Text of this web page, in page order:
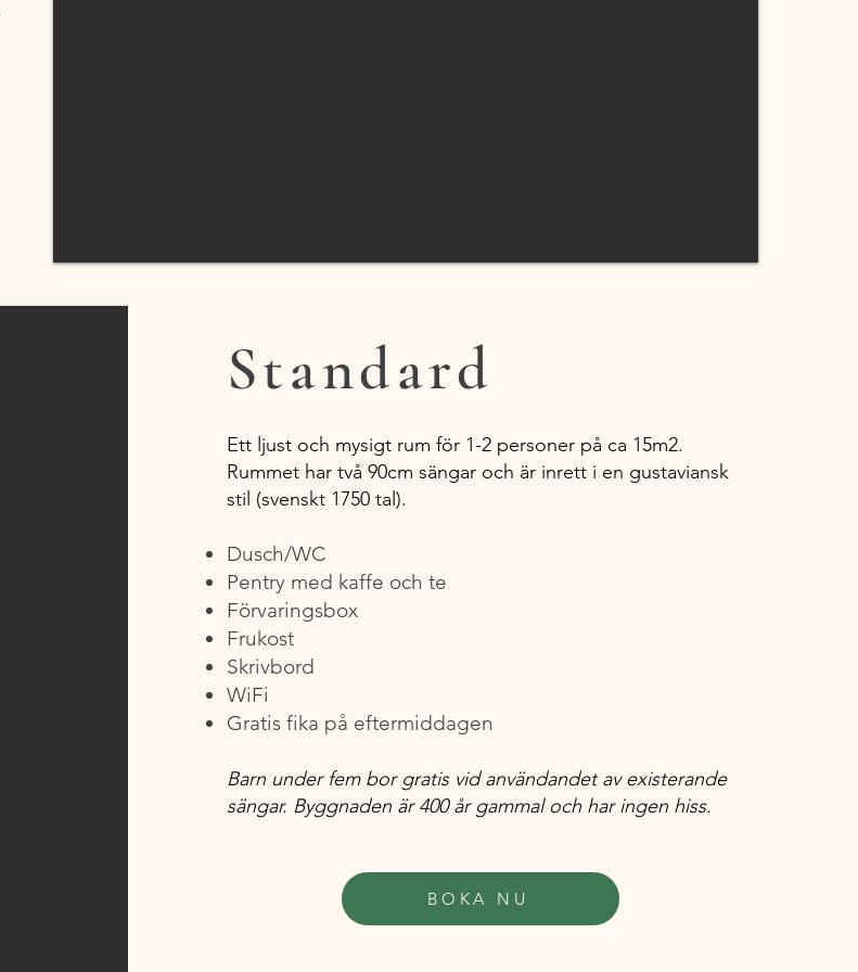
Standard
Ett ljust och mysigt rum för 1-2 personer på ca 15m2.
Rummet har två 90cm sängar och är inrett i en gustaviansk
stil (svenskt 1750 tal).
Dusch/WC
Pentry med kaffe och te
Förvaringsbox
Frukost
Skrivbord
WiFi
Gratis fika på eftermiddagen
Barn under fem bor gratis vid användandet av existerande
sängar. Byggnaden är 400 år gammal och har ingen hiss.
BOKA NU